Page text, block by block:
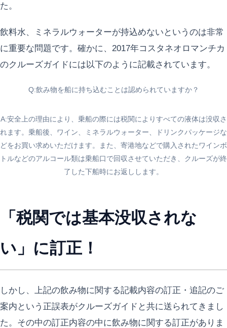
た。
飲料水、ミネラルウォーターが持込めないというのは非常
に重要な問題です。確かに、2017年コスタネオロマンチカ
のクルーズガイドには以下のように記載されています。
Q:飲み物を船に持ち込むことは認められていますか？
A:安全上の理由により、乗船の際には税関によりすべての液体は没収さ
れます。乗船後、ワイン、ミネラルウォーター、ドリンクパッケージな
どをお買い求めいただけます。また、寄港地などで購入されたワインボ
トルなどのアルコール類は乗船口で回収させていただき、クルーズが終
了した下船時にお返しします。
「税関では基本没収されな
い」に訂正！
しかし、上記の飲み物に関する記載内容の訂正・追記のご
案内という正誤表がクルーズガイドと共に送られてきまし
た。その中の訂正内容の中に飲み物に関する訂正がありま